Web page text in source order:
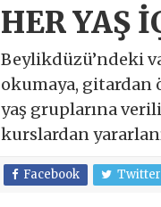
HER YAŞ
Beylikdüzü’ndeki
okumaya, gitardan
yaş gruplarına
kurslardan
Facebook Twitter